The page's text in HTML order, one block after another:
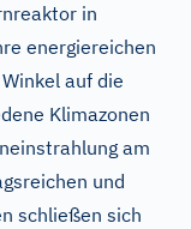
in
energiereichen
auf die
Klimazonen
am
und
schließen sich